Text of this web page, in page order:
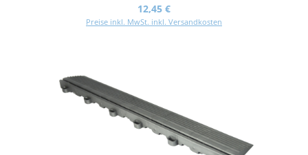
Regulärer Preis:
12,45 €
Preise inkl. MwSt. inkl. Versandkosten